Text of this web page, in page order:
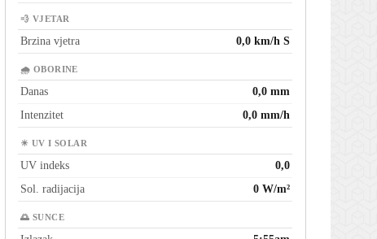
💨 VJETAR
Brzina vjetra 0,0 km/h S
🌧 OBORINE
Danas
0,0 mm
Intenzitet
0,0 mm/h
☀ UV I SOLAR
UV indeks
0,0
Sol. radijacija
0 W/m²
🌅 SUNCE